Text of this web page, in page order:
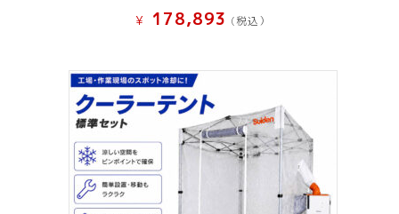
¥ 178,893 (税込）